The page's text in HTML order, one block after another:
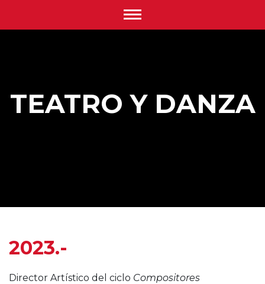
TEATRO Y DANZA
2023.-
Director Artístico del ciclo Compositores